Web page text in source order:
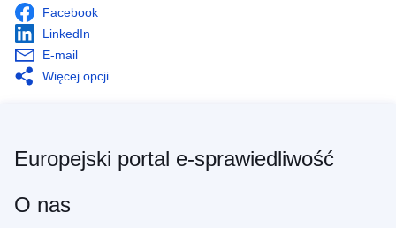
Facebook
LinkedIn
E-mail
Więcej opcji
Europejski portal e-sprawiedliwość
O nas